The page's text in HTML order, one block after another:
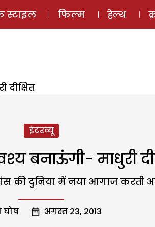
ई-मैगज़ीन
स्टाइल फिल्म हेल्थ
इंटरव्यू
बनाऊंगी- माधुरी
की दुनिया में नया आगाज करती
घोष अगस्त 23, 2013